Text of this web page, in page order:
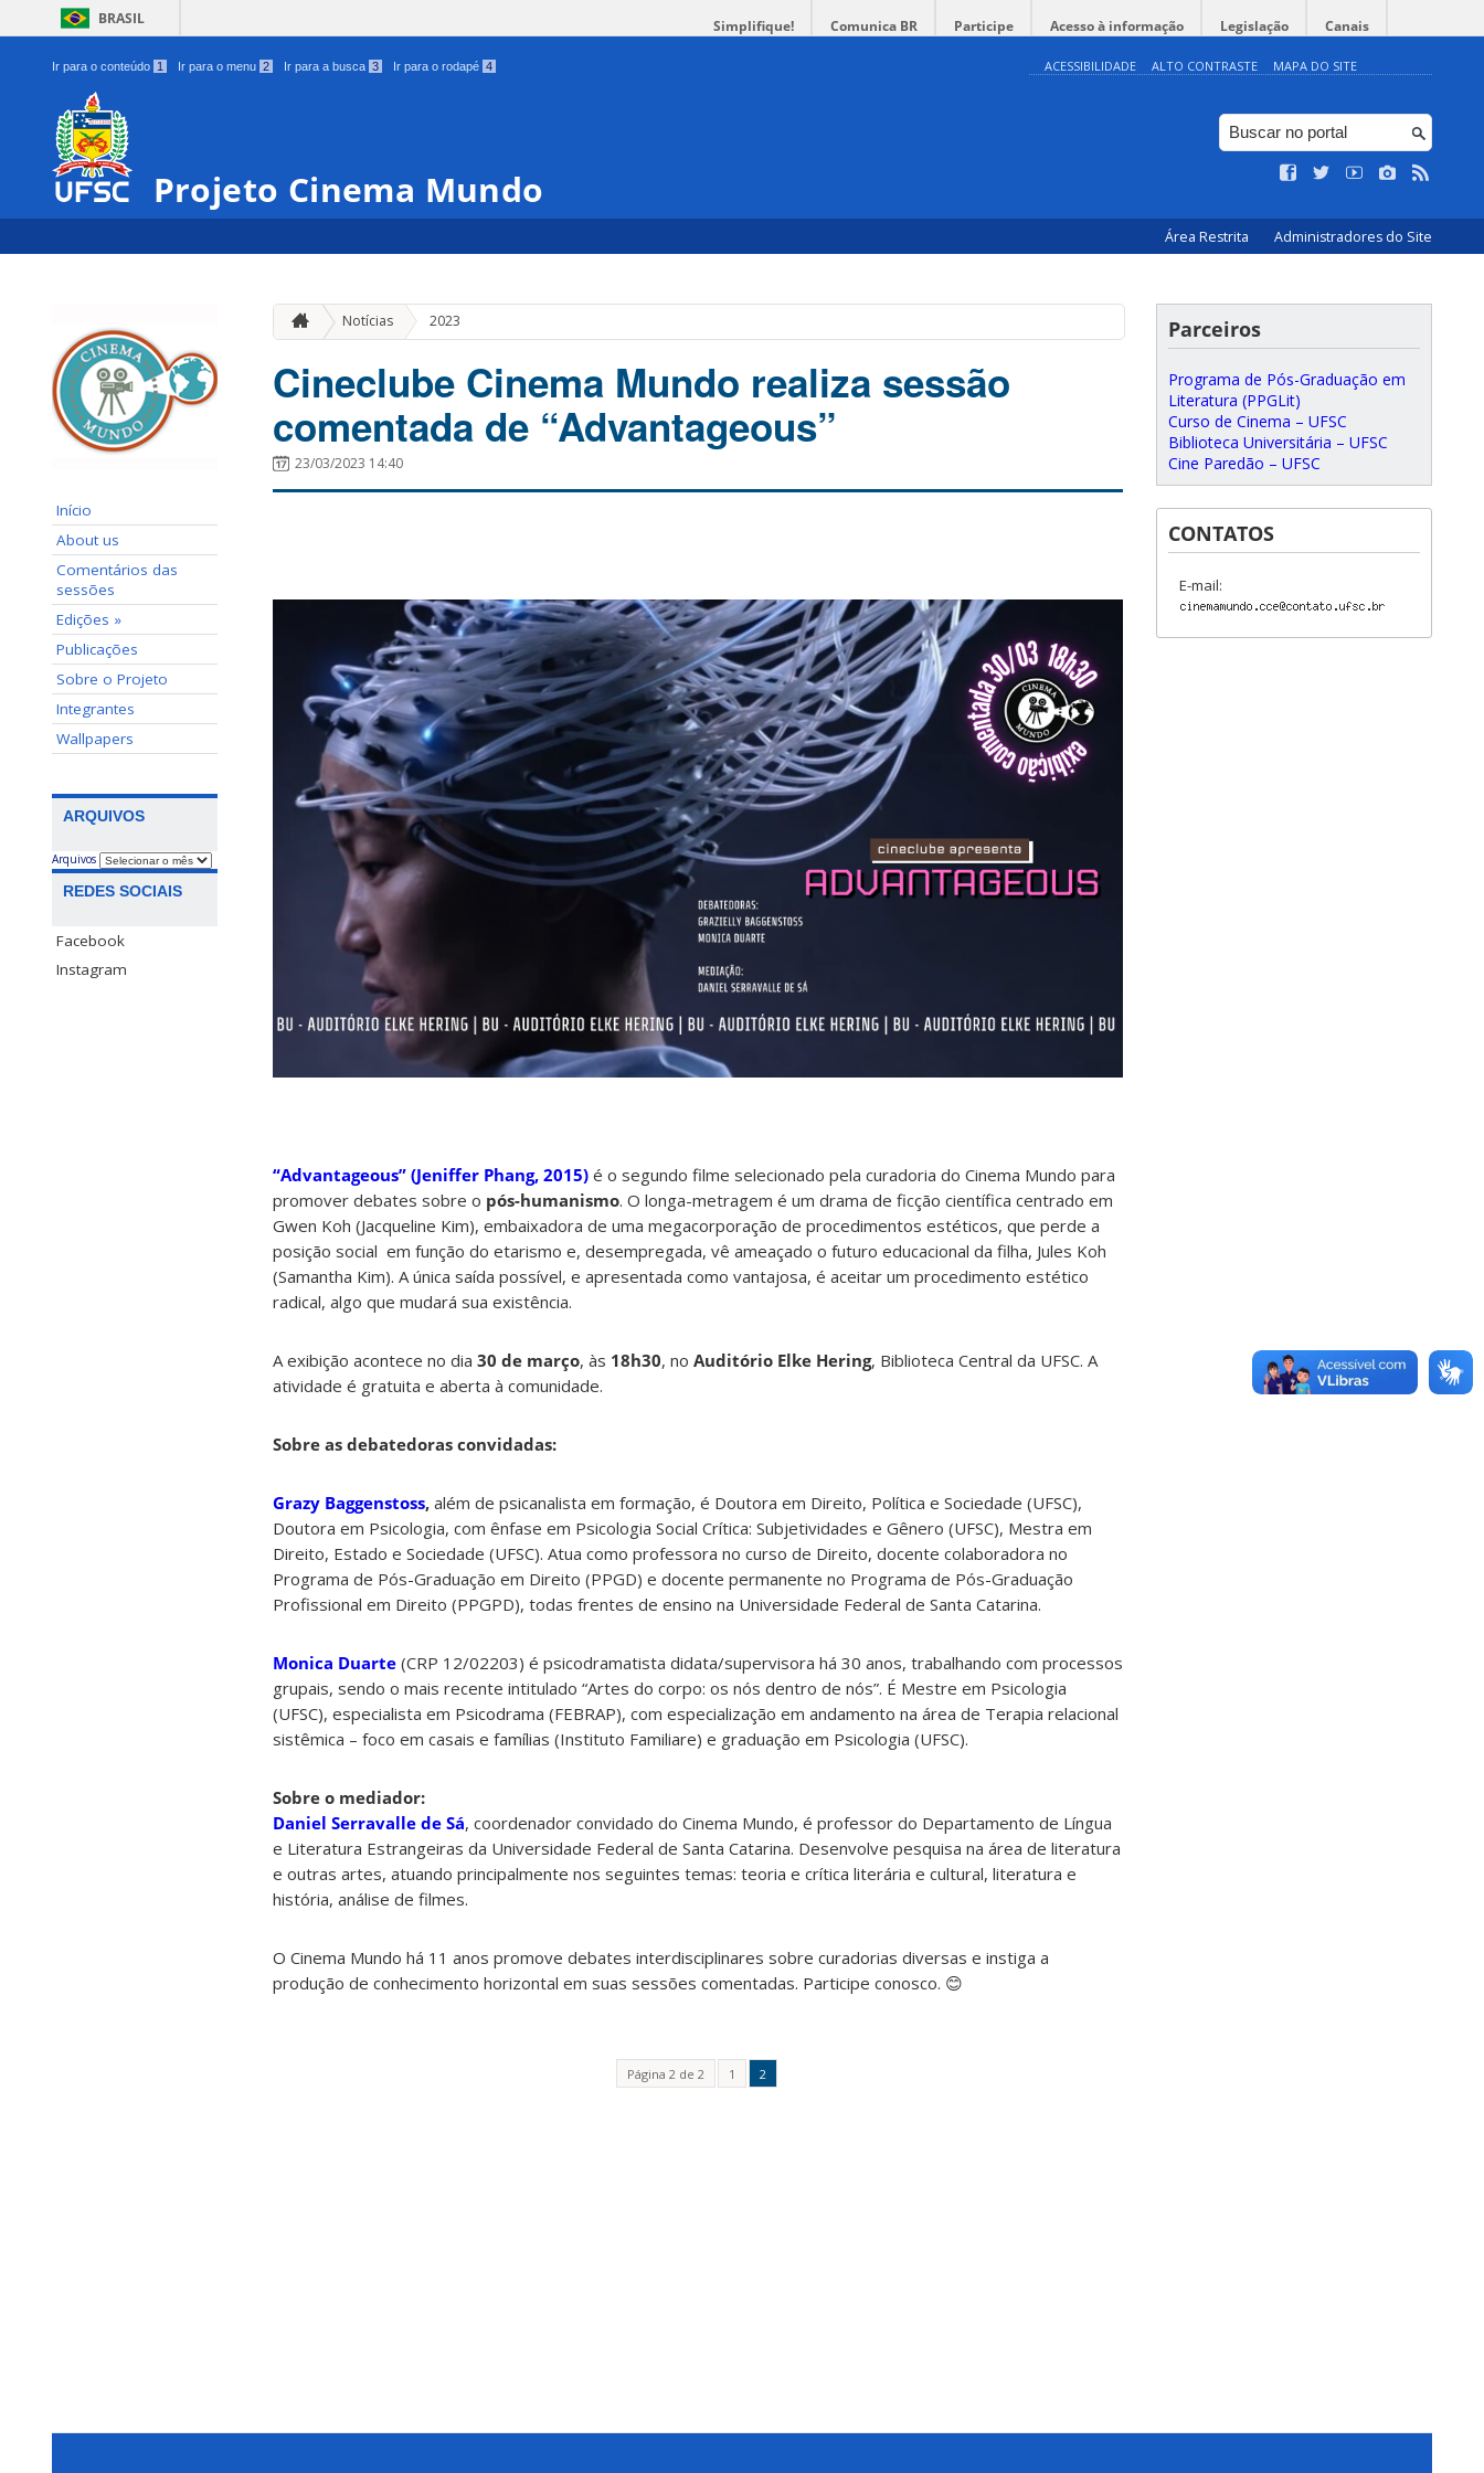
BRASIL Simplifique! Comunica BR Participe Acesso à informação Legislação Canais
Ir para o conteúdo 1 Ir para o menu 2 Ir para a busca 3 Ir para o rodapé 4 ACESSIBILIDADE ALTO CONTRASTE MAPA DO SITE
Projeto Cinema Mundo
Área Restrita Administradores do Site
Início
About us
Comentários das
sessões
Edições »
Publicações
Sobre o Projeto
Integrantes
Wallpapers
ARQUIVOS
Arquivos
REDES SOCIAIS
Facebook
Instagram
Notícias 2023
Cineclube Cinema Mundo realiza sessão
comentada de “Advantageous”
23/03/2023 14:40
“Advantageous” (Jeniffer Phang, 2015) é o segundo filme selecionado pela curadoria do Cinema Mundo para
promover debates sobre o pós-humanismo. O longa-metragem é um drama de ficção científica centrado em
Gwen Koh (Jacqueline Kim), embaixadora de uma megacorporação de procedimentos estéticos, que perde a
posição social em função do etarismo e, desempregada, vê ameaçado o futuro educacional da filha, Jules Koh
(Samantha Kim). A única saída possível, e apresentada como vantajosa, é aceitar um procedimento estético
radical, algo que mudará sua existência.
A exibição acontece no dia 30 de março, às 18h30, no Auditório Elke Hering, Biblioteca Central da UFSC. A
atividade é gratuita e aberta à comunidade.
Sobre as debatedoras convidadas:
Grazy Baggenstoss, além de psicanalista em formação, é Doutora em Direito, Política e Sociedade (UFSC),
Doutora em Psicologia, com ênfase em Psicologia Social Crítica: Subjetividades e Gênero (UFSC), Mestra em
Direito, Estado e Sociedade (UFSC). Atua como professora no curso de Direito, docente colaboradora no
Programa de Pós-Graduação em Direito (PPGD) e docente permanente no Programa de Pós-Graduação
Profissional em Direito (PPGPD), todas frentes de ensino na Universidade Federal de Santa Catarina.
Monica Duarte (CRP 12/02203) é psicodramatista didata/supervisora há 30 anos, trabalhando com processos
grupais, sendo o mais recente intitulado “Artes do corpo: os nós dentro de nós”. É Mestre em Psicologia
(UFSC), especialista em Psicodrama (FEBRAP), com especialização em andamento na área de Terapia relacional
sistêmica – foco em casais e famílias (Instituto Familiare) e graduação em Psicologia (UFSC).
Sobre o mediador:
Daniel Serravalle de Sá, coordenador convidado do Cinema Mundo, é professor do Departamento de Língua
e Literatura Estrangeiras da Universidade Federal de Santa Catarina. Desenvolve pesquisa na área de literatura
e outras artes, atuando principalmente nos seguintes temas: teoria e crítica literária e cultural, literatura e
história, análise de filmes.
O Cinema Mundo há 11 anos promove debates interdisciplinares sobre curadorias diversas e instiga a
produção de conhecimento horizontal em suas sessões comentadas. Participe conosco. 😊
Página 2 de 2 1 2
Parceiros
Programa de Pós-Graduação em
Literatura (PPGLit)
Curso de Cinema – UFSC
Biblioteca Universitária – UFSC
Cine Paredão – UFSC
CONTATOS
E-mail: